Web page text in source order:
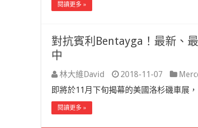
閱讀更多 »
對抗賓利Bentayga！最新、
中
林大維David 2018-11-07
即將於11月下旬揭幕的美國洛杉磯車展
閱讀更多 »